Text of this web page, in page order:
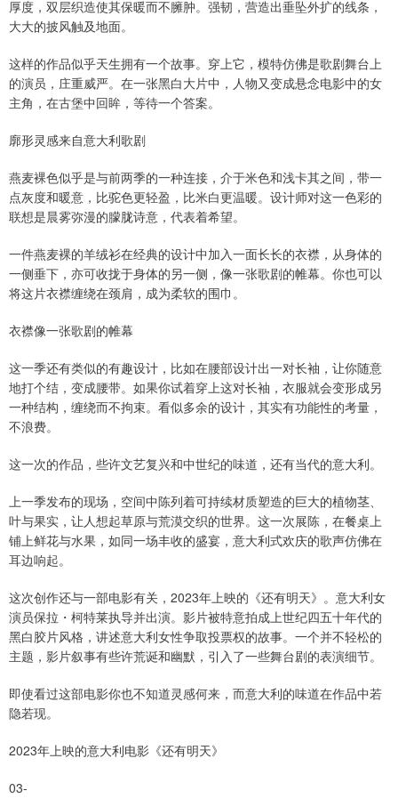
厚度，双层织造使其保暖而不臃肿。强韧，营造出垂坠外扩的线条，
大大的披风触及地面。
这样的作品似乎天生拥有一个故事。穿上它，模特仿佛是歌剧舞台上
的演员，庄重威严。在一张黑白大片中，人物又变成悬念电影中的女
主角，在古堡中回眸，等待一个答案。
廓形灵感来自意大利歌剧
燕麦裸色似乎是与前两季的一种连接，介于米色和浅卡其之间，带一
点灰度和暖意，比驼色更轻盈，比米白更温暖。设计师对这一色彩的
联想是晨雾弥漫的朦胧诗意，代表着希望。
一件燕麦裸的羊绒衫在经典的设计中加入一面长长的衣襟，从身体的
一侧垂下，亦可收拢于身体的另一侧，像一张歌剧的帷幕。你也可以
将这片衣襟缠绕在颈肩，成为柔软的围巾。
衣襟像一张歌剧的帷幕
这一季还有类似的有趣设计，比如在腰部设计出一对长袖，让你随意
地打个结，变成腰带。如果你试着穿上这对长袖，衣服就会变形成另
一种结构，缠绕而不拘束。看似多余的设计，其实有功能性的考量，
不浪费。
这一次的作品，些许文艺复兴和中世纪的味道，还有当代的意大利。
上一季发布的现场，空间中陈列着可持续材质塑造的巨大的植物茎、
叶与果实，让人想起草原与荒漠交织的世界。这一次展陈，在餐桌上
铺上鲜花与水果，如同一场丰收的盛宴，意大利式欢庆的歌声仿佛在
耳边响起。
这次创作还与一部电影有关，2023年上映的《还有明天》。意大利女
演员保拉・柯特莱执导并出演。影片被特意拍成上世纪四五十年代的
黑白胶片风格，讲述意大利女性争取投票权的故事。一个并不轻松的
主题，影片叙事有些许荒诞和幽默，引入了一些舞台剧的表演细节。
即使看过这部电影你也不知道灵感何来，而意大利的味道在作品中若
隐若现。
2023年上映的意大利电影《还有明天》
03-